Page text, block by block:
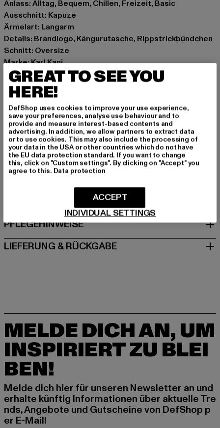
Anlass: Alltag, Bequem, Chillen, Freizeit, Basic
Ausschnitt: Kapuze
Ärmelart: Langarm
Details: Brandlogo, Kängurutasche, Rippstrickbündchen
Schnitt: Oversize
Marke: Karl Kani
Kat.: Sweat & Fleece - Hoodies
Farbe: blau
Hersteller Farbe: blue
Materialzusammensetzung: 100% Baumwolle
Art.Nr: 60210193-00064
Hersteller: Urban Styles Agency GmbH & Co. KG |
agentur@urbanstylesagency.com
Schanzenstraße 41 | 51063 Köln | DE
GRÖSSE & PASSFORM
PFLEGEHINWEISE
LIEFERUNG & RÜCKGABE
MELDE DICH AN, UM
INSPIRIERT ZU BLEI
BEN!
Melde dich hier für unseren Newsletter an und
erhalte künftig Informationen über aktuelle Tre
nds, Angebote und Gutscheine von DefShop p
er E-Mail!
GREAT TO SEE YOU
HERE!
DefShop uses cookies to improve your use experience,
save your preferences, analyse use behaviour and to
provide and measure interest-based contents and
advertising. In addition, we allow partners to extract data
or to use cookies. This may also include the processing of
your data in the USA or other countries which do not have
the EU data protection standard. If you want to change
this, click on "Custom settings". By clicking on "Accept" you
agree to this. Data protection
INDIVIDUAL SETTINGS
ACCEPT